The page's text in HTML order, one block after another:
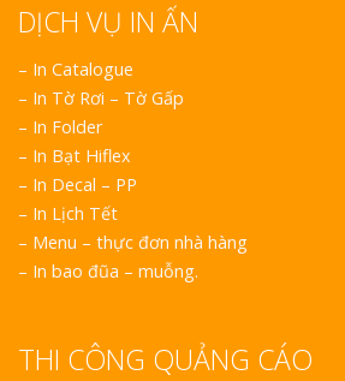
DỊCH VỤ IN ẤN
– In Catalogue
– In Tờ Rơi – Tờ Gấp
– In Folder
– In Bạt Hiflex
– In Decal – PP
– In Lịch Tết
– Menu – thực đơn nhà hàng
– In bao đũa – muỗng.
THI CÔNG QUẢNG CÁO